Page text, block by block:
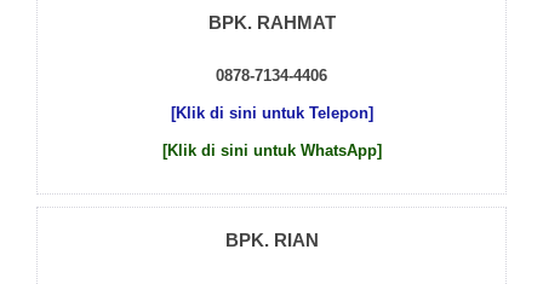
BPK. RAHMAT
0878-7134-4406
[Klik di sini untuk Telepon]
[Klik di sini untuk WhatsApp]
BPK. RIAN